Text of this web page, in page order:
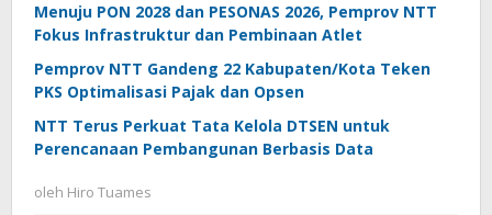
Menuju PON 2028 dan PESONAS 2026, Pemprov NTT
Fokus Infrastruktur dan Pembinaan Atlet
Pemprov NTT Gandeng 22 Kabupaten/Kota Teken
PKS Optimalisasi Pajak dan Opsen
NTT Terus Perkuat Tata Kelola DTSEN untuk
Perencanaan Pembangunan Berbasis Data
oleh Hiro Tuames